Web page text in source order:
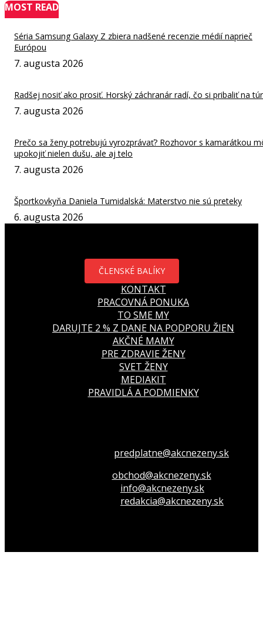
MOST READ
Séria Samsung Galaxy Z zbiera nadšené recenzie médií naprieč
Európou
7. augusta 2026
Radšej nosiť ako prosiť. Horský záchranár radí, čo si pribaliť na
7. augusta 2026
Prečo sa ženy potrebujú vyrozprávať? Rozhovor s kamarátkou
upokojiť nielen dušu, ale aj telo
7. augusta 2026
Športkovkyňa Daniela Tumidalská: Materstvo nie sú preteky
6. augusta 2026
ČLENSKÉ BALÍKY
KONTAKT
PRACOVNÁ PONUKA
TO SME MY
DARUJTE 2 % Z DANE NA PODPORU ŽIEN
AKČNÉ MAMY
PRE ZDRAVIE ŽENY
SVET ŽENY
MEDIAKIT
PRAVIDLÁ A PODMIENKY
predplatne@akcnezeny.sk
obchod@akcnezeny.sk
info@akcnezeny.sk
redakcia@akcnezeny.sk